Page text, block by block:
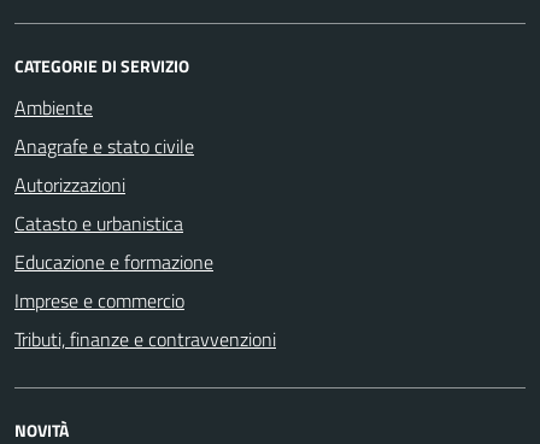
CATEGORIE DI SERVIZIO
Ambiente
Anagrafe e stato civile
Autorizzazioni
Catasto e urbanistica
Educazione e formazione
Imprese e commercio
Tributi, finanze e contravvenzioni
NOVITÀ